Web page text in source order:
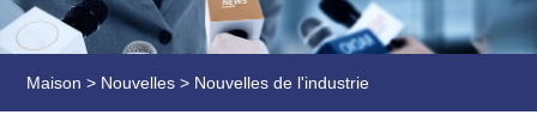
Maison > Nouvelles > Nouvelles de l'industrie